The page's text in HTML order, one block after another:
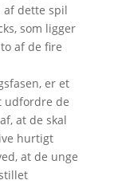
af dette spil
som ligger
af de fire
er et
udfordre de
at de skal
hurtigt
at de unge